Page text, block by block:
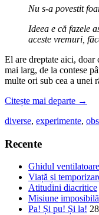
Nu s-a povestit
Ideea e că fazele
aceste vremuri,
El are dreptate aici, doar
mai larg, de la contese
multe ori sub cea a unei
Citește mai departe →
diverse, experimente,
Recente
Ghidul
Viață și
Atitudini diacritice
Misiune imposibilă
Pa! Și pu! Și la!